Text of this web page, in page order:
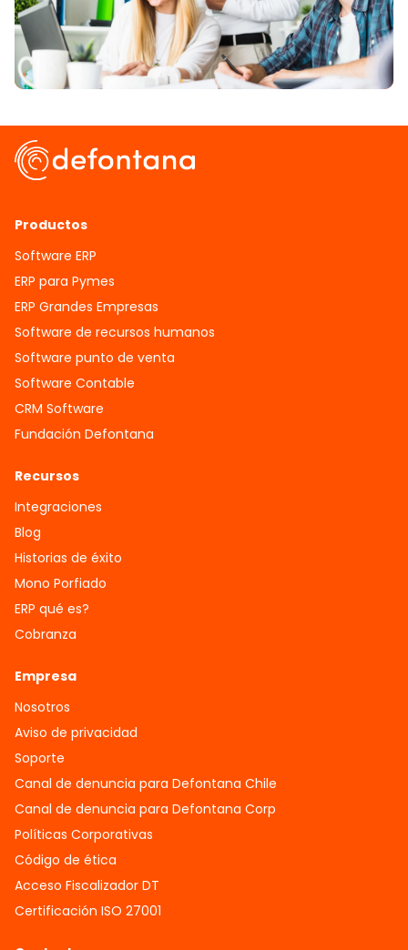
Productos
Software ERP
ERP para Pymes
ERP Grandes Empresas
Software de recursos humanos
Software punto de venta
Software Contable
CRM Software
Fundación Defontana
Recursos
Integraciones
Blog
Historias de éxito
Mono Porfiado
ERP qué es?
Cobranza
Empresa
Nosotros
Aviso de privacidad
Soporte
Canal de denuncia para Defontana Chile
Canal de denuncia para Defontana Corp
Políticas Corporativas
Código de ética
Acceso Fiscalizador DT
Certificación ISO 27001